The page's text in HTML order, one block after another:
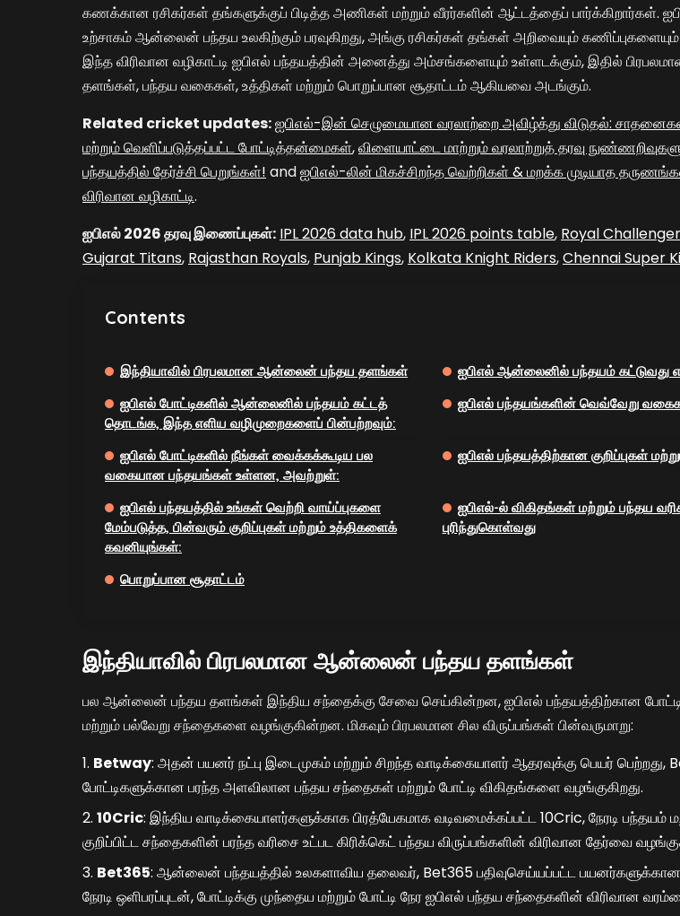
கணக்கான ரசிகர்கள் தங்களுக்குப் பிடித்த அணிகள் மற்றும் வீரர்களின் ஆட்டத்தைப் பார்க்கிறார்கள்.
உற்சாகம் ஆன்லைன் பந்தய உலகிற்கும் பரவுகிறது, அங்கு ரசிகர்கள் தங்கள் அறிவையும்
இந்த விரிவான வழிகாட்டி ஐபிஎல் பந்தயத்தின் அனைத்து அம்சங்களையும் உள்ளடக்கும், இதில்
தளங்கள், பந்தய வகைகள், உத்திகள் மற்றும் பொறுப்பான சூதாட்டம் ஆகியவை அடங்கும்.
Related cricket updates:ஐபிஎல்-இன் செழுமையான வரலாற்றை அவிழ்த்து விடுதல்:
மற்றும் வெளிப்படுத்தப்பட்ட போட்டித்தன்மைகள்,விளையாட்டை மாற்றும் வரலாற்றுத் தரவு
பந்தயத்தில் தேர்ச்சி பெறுங்கள்! andஐபிஎல்-லின் மிகச்சிறந்த வெற்றிகள் & மறக்க முடியாத
விரிவான வழிகாட்டி.
ஐபிஎல் 2026 தரவு இணைப்புகள்: IPL 2026 data hub, IPL 2026 points table, Royal
Gujarat Titans, Rajasthan Royals, Punjab Kings, Kolkata Knight Riders,Chennai Super
Contents
இந்தியாவில் பிரபலமான ஆன்லைன் பந்தய தளங்கள்
ஐபிஎல் ஆன்லைனில் பந்தயம் கட்டுவது
ஐபிஎல் போட்டிகளில் ஆன்லைனில் பந்தயம் கட்டத்
தொடங்க, இந்த எளிய வழிமுறைகளைப் பின்பற்றவும்:
ஐபிஎல் பந்தயங்களின் வெவ்வேறு
ஐபிஎல் போட்டிகளில் நீங்கள் வைக்கக்கூடிய பல
வகையான பந்தயங்கள் உள்ளன, அவற்றுள்:
ஐபிஎல் பந்தயத்திற்கான குறிப்புகள்
ஐபிஎல் பந்தயத்தில் உங்கள் வெற்றி வாய்ப்புகளை
மேம்படுத்த, பின்வரும் குறிப்புகள் மற்றும் உத்திகளைக்
கவனியுங்கள்:
ஐபிஎல்-ல் விகிதங்கள் மற்றும் பந்தய
புரிந்துகொள்வது
பொறுப்பான சூதாட்டம்
இந்தியாவில் பிரபலமான ஆன்லைன் பந்தய தளங்கள்
பல ஆன்லைன் பந்தய தளங்கள் இந்திய சந்தைக்கு சேவை செய்கின்றன, ஐபிஎல் பந்தயத்திற்கான
மற்றும் பல்வேறு சந்தைகளை வழங்குகின்றன. மிகவும் பிரபலமான சில விருப்பங்கள் பின்வருமாறு:
Betway: அதன் பயனர் நட்பு இடைமுகம் மற்றும் சிறந்த வாடிக்கையாளர் ஆதரவுக்கு பெயர் பெற்றது,
போட்டிகளுக்கான பரந்த அளவிலான பந்தய சந்தைகள் மற்றும் போட்டி விகிதங்களை வழங்குகிறது.
10Cric: இந்திய வாடிக்கையாளர்களுக்காக பிரத்யேகமாக வடிவமைக்கப்பட்ட 10Cric, நேரடி பந்தயம்
குறிப்பிட்ட சந்தைகளின் பரந்த வரிசை உட்பட கிரிக்கெட் பந்தய விருப்பங்களின் விரிவான தேர்வை
Bet365: ஆன்லைன் பந்தயத்தில் உலகளாவிய தலைவர், Bet365 பதிவுசெய்யப்பட்ட
நேரடி ஒளிபரப்புடன், போட்டிக்கு முந்தைய மற்றும் போட்டி நேர ஐபிஎல் பந்தய சந்தைகளின் விரிவான